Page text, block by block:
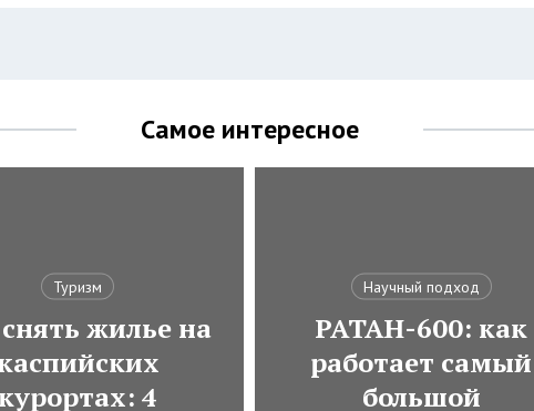
Самое интересное
Туризм
жилье на
курортах: 4
Научный подход
РАТАН-600: как
работает самый
большой